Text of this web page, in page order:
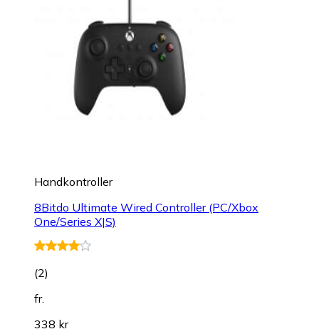
Handkontroller
8Bitdo Ultimate Wired Controller (PC/Xbox
One/Series X|S)
(2)
fr.
338 kr